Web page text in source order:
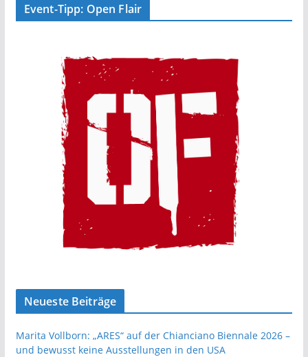
Event-Tipp: Open Flair
Neueste Beiträge
Marita Vollborn: „ARES“ auf der Chianciano Biennale 2026 –
und bewusst keine Ausstellungen in den USA